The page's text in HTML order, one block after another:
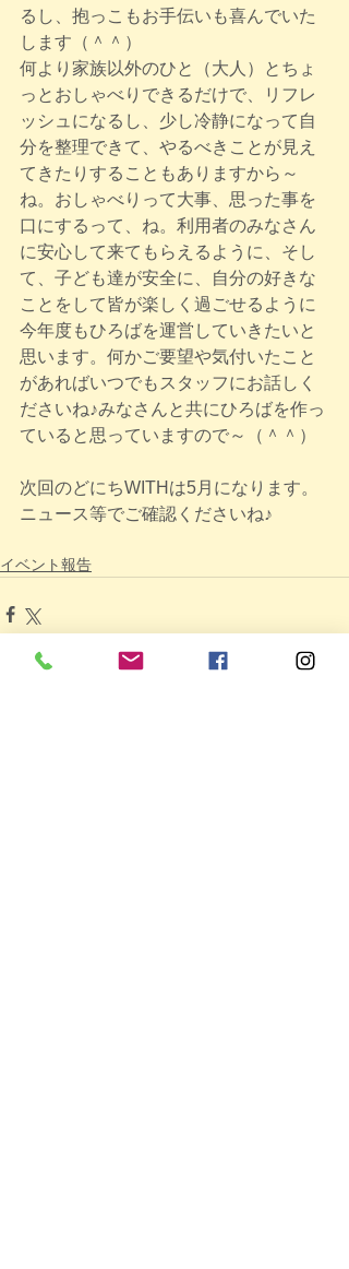
るし、抱っこもお手伝いも喜んでいた
します（＾＾）
何より家族以外のひと（大人）とちょ
っとおしゃべりできるだけで、リフレ
ッシュになるし、少し冷静になって自
分を整理できて、やるべきことが見え
てきたりすることもありますから～
ね。おしゃべりって大事、思った事を
口にするって、ね。利用者のみなさん
に安心して来てもらえるように、そし
て、子ども達が安全に、自分の好きな
ことをして皆が楽しく過ごせるように
今年度もひろばを運営していきたいと
思います。何かご要望や気付いたこと
があればいつでもスタッフにお話しく
ださいね♪みなさんと共にひろばを作っ
ていると思っていますので～（＾＾）
次回のどにちWITHは5月になります。
ニュース等でご確認くださいね♪
イベント報告